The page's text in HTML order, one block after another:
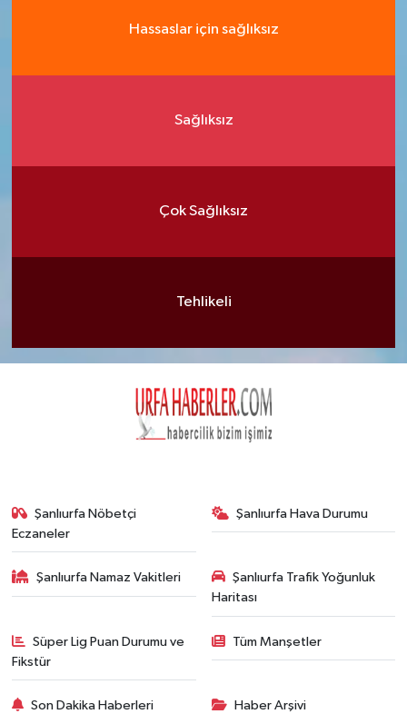
Hassaslar için sağlıksız
Sağlıksız
Çok Sağlıksız
Tehlikeli
Şanlıurfa Nöbetçi
Eczaneler
Şanlıurfa Hava Durumu
Şanlıurfa Namaz Vakitleri
Şanlıurfa Trafik Yoğunluk
Haritası
Süper Lig Puan Durumu ve
Fikstür
Tüm Manşetler
Son Dakika Haberleri Haber Arşivi